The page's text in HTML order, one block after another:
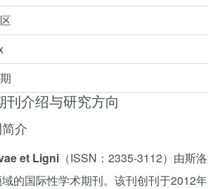
刊介绍与研究方向
介
et Ligni （ISSN：2335-3112）由斯
的国际性学术期刊。该刊创刊于2012